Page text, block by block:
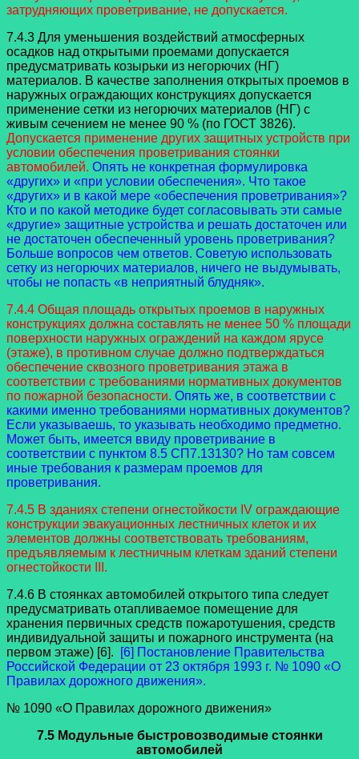
затрудняющих проветривание, не допускается.
7.4.3 Для уменьшения воздействий атмосферных
осадков над открытыми проемами допускается
предусматривать козырьки из негорючих (НГ)
материалов. В качестве заполнения открытых проемов в
наружных ограждающих конструкциях допускается
применение сетки из негорючих материалов (НГ) с
живым сечением не менее 90 % (по ГОСТ 3826).
Допускается применение других защитных устройств при
условии обеспечения проветривания стоянки
автомобилей. Опять не конкретная формулировка
«других» и «при условии обеспечения». Что такое
«других» и в какой мере «обеспечения проветривания»?
Кто и по какой методике будет согласовывать эти самые
«другие» защитные устройства и решать достаточен или
не достаточен обеспеченный уровень проветривания?
Больше вопросов чем ответов. Советую использовать
сетку из негорючих материалов, ничего не выдумывать,
чтобы не попасть «в неприятный блудняк».
7.4.4 Общая площадь открытых проемов в наружных
конструкциях должна составлять не менее 50 % площади
поверхности наружных ограждений на каждом ярусе
(этаже), в противном случае должно подтверждаться
обеспечение сквозного проветривания этажа в
соответствии с требованиями нормативных документов
по пожарной безопасности. Опять же, в соответствии с
какими именно требованиями нормативных документов?
Если указываешь, то указывать необходимо предметно.
Может быть, имеется ввиду проветривание в
соответствии с пунктом 8.5 СП7.13130? Но там совсем
иные требования к размерам проемов для
проветривания.
7.4.5 В зданиях степени огнестойкости IV ограждающие
конструкции эвакуационных лестничных клеток и их
элементов должны соответствовать требованиям,
предъявляемым к лестничным клеткам зданий степени
огнестойкости III.
7.4.6 В стоянках автомобилей открытого типа следует
предусматривать отапливаемое помещение для
хранения первичных средств пожаротушения, средств
индивидуальной защиты и пожарного инструмента (на
первом этаже) [6].
[6] Постановление Правительства
Российской Федерации от 23 октября 1993 г. № 1090 «О
Правилах дорожного движения».
№ 1090 «О Правилах дорожного движения»
7.5 Модульные быстровозводимые стоянки
автомобилей